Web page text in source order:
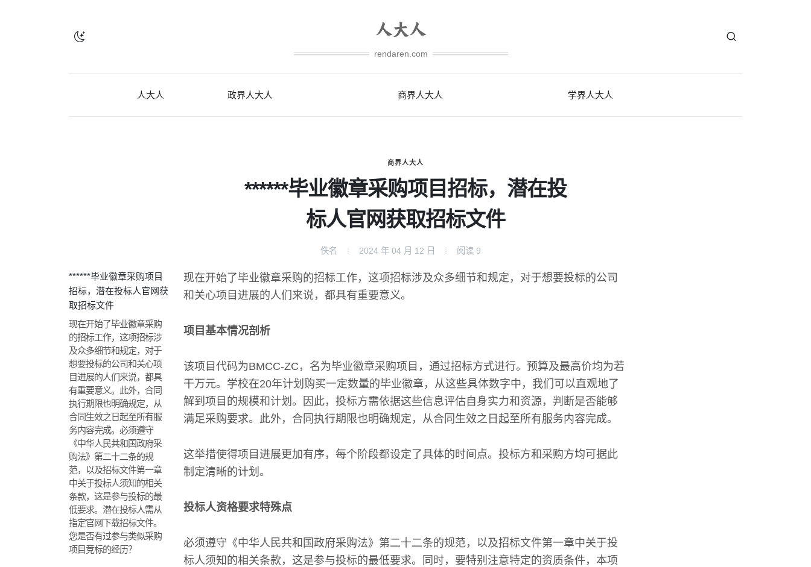
rendaren.com
人大人 政界人大人 商界人大人 学界人大人
商界人大人
******毕业徽章采购项目招标，潜在投
标人官网获取招标文件
佚名 2024 年 04 月 12 日 阅读 9
******毕业徽章采购项目
招标，潜在投标人官网获
取招标文件
现在开始了毕业徽章采购
的招标工作，这项招标涉
及众多细节和规定，对于
想要投标的公司和关心项
目进展的人们来说，都具
有重要意义。此外，合同
执行期限也明确规定，从
合同生效之日起至所有服
务内容完成。必须遵守
《中华人民共和国政府采
购法》第二十二条的规
范，以及招标文件第一章
中关于投标人须知的相关
条款，这是参与投标的最
低要求。潜在投标人需从
指定官网下载招标文件。
您是否有过参与类似采购
项目竞标的经历？
现在开始了毕业徽章采购的招标工作，这项招标涉及众多细节和规定，对于想要投标的公司
和关心项目进展的人们来说，都具有重要意义。
项目基本情况剖析
该项目代码为BMCC-ZC，名为毕业徽章采购项目，通过招标方式进行。预算及最高价均为若
干万元。学校在20年计划购买一定数量的毕业徽章，从这些具体数字中，我们可以直观地了
解到项目的规模和计划。因此，投标方需依据这些信息评估自身实力和资源，判断是否能够
满足采购要求。此外，合同执行期限也明确规定，从合同生效之日起至所有服务内容完成。
这举措使得项目进展更加有序，每个阶段都设定了具体的时间点。投标方和采购方均可据此
制定清晰的计划。
投标人资格要求特殊点
必须遵守《中华人民共和国政府采购法》第二十二条的规范，以及招标文件第一章中关于投
标人须知的相关条款，这是参与投标的最低要求。同时，要特别注意特定的资质条件，本项